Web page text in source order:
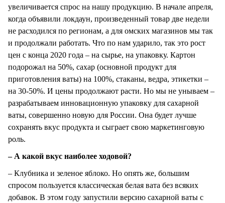
увеличивается спрос на нашу продукцию. В начале апреля,
когда объявили локдаун, произведенный товар две недели
не расходился по регионам, а для омских магазинов мы так
и продолжали работать. Что по нам ударило, так это рост
цен с конца 2020 года – на сырье, на упаковку. Картон
подорожал на 50%, сахар (основной продукт для
приготовления ваты) на 100%, стаканы, ведра, этикетки –
на 30-50%. И цены продолжают расти. Но мы не унываем –
разрабатываем инновационную упаковку для сахарной
ваты, совершенно новую для России. Она будет лучше
сохранять вкус продукта и сыграет свою маркетинговую
роль.
– А какой вкус наиболее ходовой?
– Клубника и зеленое яблоко. Но опять же, большим
спросом пользуется классическая белая вата без всяких
добавок. В этом году запустили версию сахарной ваты с